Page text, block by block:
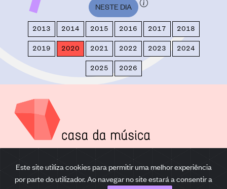
NESTE DIA
2013 2014 2015 2016 2017 2018
2019 2020 2021 2022 2023 2024
2025 2026
Este site utiliza cookies para permitir uma melhor experiência
por parte do utilizador. Ao navegar no site estará a consentir a
4149-071 PORTO
22 012 0220
CASADAMUSICA.COM